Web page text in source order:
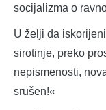
socijalizma o
U želji da
sirotinje, preko
nepismenosti,
srušen!«